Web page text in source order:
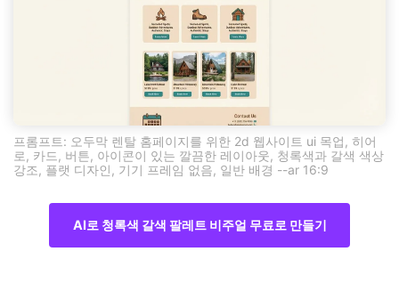
프롬프트: 오두막 렌탈 홈페이지를 위한 2d 웹사이트 ui 목업, 히어
로, 카드, 버튼, 아이콘이 있는 깔끔한 레이아웃, 청록색과 갈색 색상
강조, 플랫 디자인, 기기 프레임 없음, 일반 배경 --ar 16:9
AI로 청록색 갈색 팔레트 비주얼 무료로 만들기